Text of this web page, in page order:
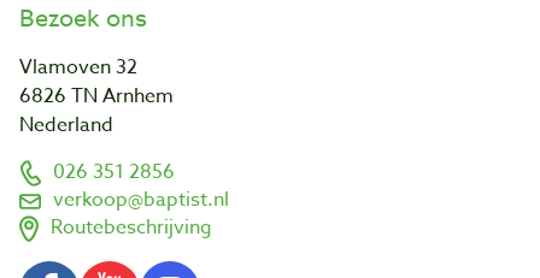
Bezoek ons
Vlamoven 32
6826 TN Arnhem
Nederland
026 351 2856
verkoop@baptist.nl
Routebeschrijving